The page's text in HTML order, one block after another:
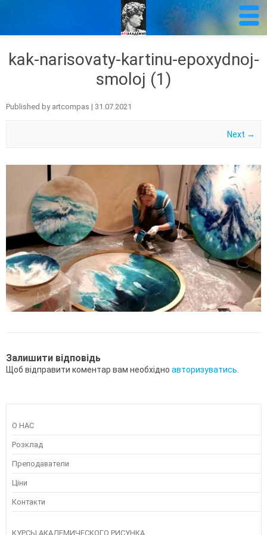
kak-narisovaty-kartinu-epoxydnoj-
smoloj (1)
Published by artcompas | 31.07.2021
Next →
Залишити відповідь
Щоб відправити коментар вам необхідно авторизуватись
О НАС
Розклад
Преподаватели
Ціни
Контакти
КУРСЫ АКАДЕМИЧЕСКОГО РИСУНКА